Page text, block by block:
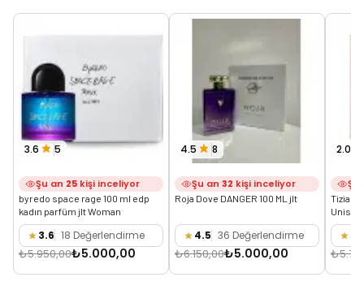
3.6 5
Şu an 25 kişi inceliyor
byredo space rage 100 ml edp
kadın parfüm jlt Woman
3.6 18 Değerlendirme
₺5.950,00₺5.000,00
4.5 8
Şu an 32 kişi inceliyor
Roja Dove DANGER 100 ML jlt
4.5 36 Değerlendirme
₺6.150,00₺5.000,00
2.0
Şu
Tiziana
Unisex